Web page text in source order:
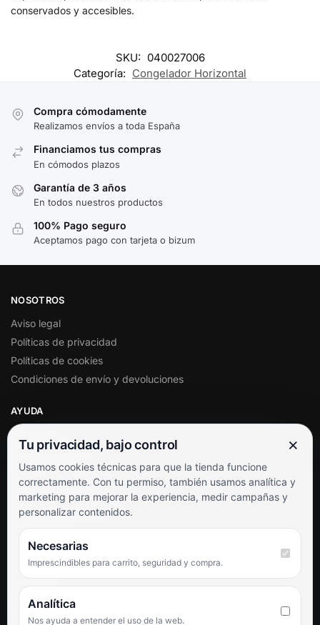
conservados y accesibles.
SKU: 040027006
Categoría: Congelador Horizontal
Compra cómodamente
Realizamos envíos a toda España
Financiamos tus compras
En cómodos plazos
Garantía de 3 años
En todos nuestros productos
100% Pago seguro
Aceptamos pago con tarjeta o bizum
NOSOTROS
Aviso legal
Políticas de privacidad
Políticas de cookies
Condiciones de envío y devoluciones
AYUDA
Soporte al cliente
Contacto
Términos y condiciones
Preguntas frecuentes
SÍGUENOS
Facebook
TikTok
Tu privacidad, bajo control ×
Usamos cookies técnicas para que la tienda funcione
correctamente. Con tu permiso, también usamos analítica y
marketing para mejorar la experiencia, medir campañas y
personalizar contenidos.
Necesarias
Imprescindibles para carrito, seguridad y compra.
Analítica
Nos ayuda a entender el uso de la web.